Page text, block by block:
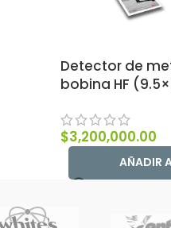
Detector de
bobina HF
$3,200,000.00
AÑADIR